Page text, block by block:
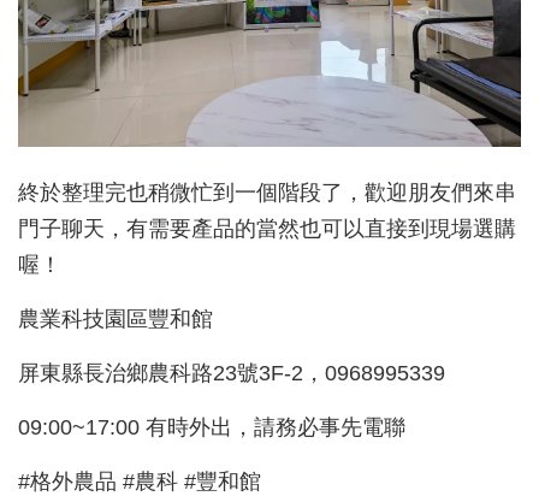
終於整理完也稍微忙到一個階段了，歡迎朋友們來串
門子聊天，有需要產品的當然也可以直接到現場選購
喔！
農業科技園區豐和館
屏東縣長治鄉農科路23號3F-2，0968995339
09:00~17:00 有時外出，請務必事先電聯
#格外農品 #農科 #豐和館